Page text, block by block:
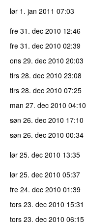
lør 1. jan 2011 07:03
fre 31. dec 2010 12:46
fre 31. dec 2010 02:39
ons 29. dec 2010 20:03
tirs 28. dec 2010 23:08
tirs 28. dec 2010 07:25
man 27. dec 2010 04:10
søn 26. dec 2010 17:10
søn 26. dec 2010 00:34
lør 25. dec 2010 13:35
lør 25. dec 2010 05:37
fre 24. dec 2010 01:39
tors 23. dec 2010 15:31
tors 23. dec 2010 06:15